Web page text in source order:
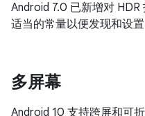
Android 7.0 已新增对
适当的常量以便发现和设置
多屏幕
Android 10 支持跨屏和可